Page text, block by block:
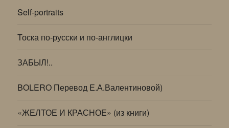
Self-portraits
Тоска по-русски и по-англицки
ЗАБЫЛ!..
BOLERO Перевод Е.А.Валентиновой)
«ЖЕЛТОЕ И КРАСНОЕ» (из книги)